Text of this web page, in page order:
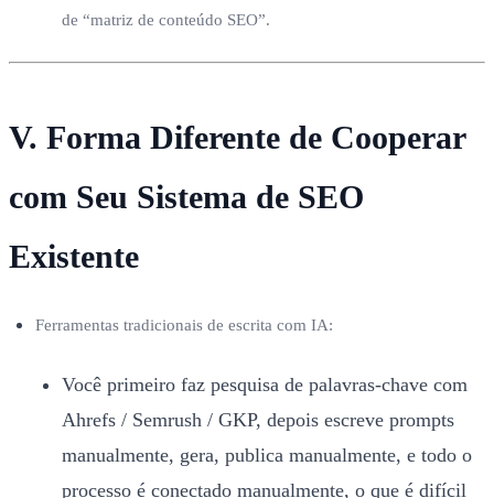
de “matriz de conteúdo SEO”.
V. Forma Diferente de Cooperar
com Seu Sistema de SEO
Existente
Ferramentas tradicionais de escrita com IA:
Você primeiro faz pesquisa de palavras-chave com
Ahrefs / Semrush / GKP, depois escreve prompts
manualmente, gera, publica manualmente, e todo o
processo é conectado manualmente, o que é difícil